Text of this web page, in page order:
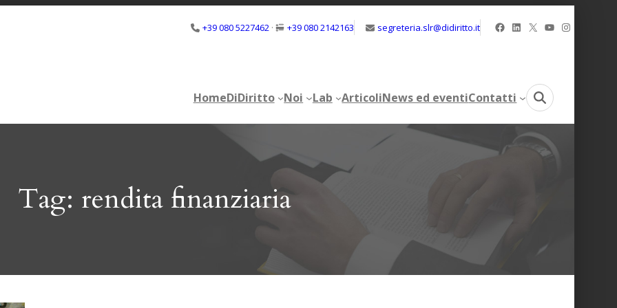
+39 080 5227462 · +39 080 2142163 segreteria.slr@didiritto.it Facebook
LinkedIn
X YouTube
Instagram
HomeDiDiritto Noi Lab ArticoliNews ed eventiContatti
Tag: rendita finanziaria